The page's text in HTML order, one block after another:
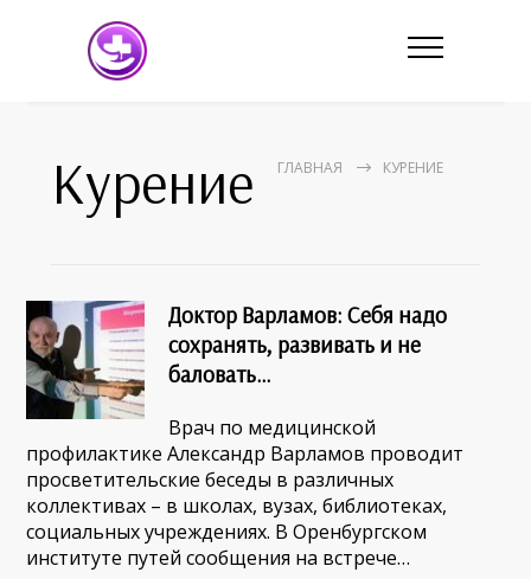
Курение ГЛАВНАЯ КУРЕНИЕ
Доктор Варламов: Себя надо
сохранять, развивать и не
баловать…
Врач по медицинской
профилактике Александр Варламов проводит
просветительские беседы в различных
коллективах – в школах, вузах, библиотеках,
социальных учреждениях. В Оренбургском
институте путей сообщения на встрече…